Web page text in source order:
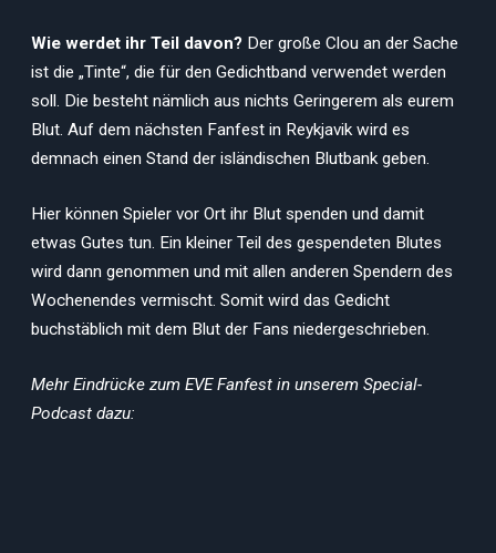
Wie werdet ihr Teil davon? Der große Clou an der Sache
ist die „Tinte“, die für den Gedichtband verwendet werden
soll. Die besteht nämlich aus nichts Geringerem als eurem
Blut. Auf dem nächsten Fanfest in Reykjavik wird es
demnach einen Stand der isländischen Blutbank geben.
Hier können Spieler vor Ort ihr Blut spenden und damit
etwas Gutes tun. Ein kleiner Teil des gespendeten Blutes
wird dann genommen und mit allen anderen Spendern des
Wochenendes vermischt. Somit wird das Gedicht
buchstäblich mit dem Blut der Fans niedergeschrieben.
Mehr Eindrücke zum EVE Fanfest in unserem Special-
Podcast dazu: